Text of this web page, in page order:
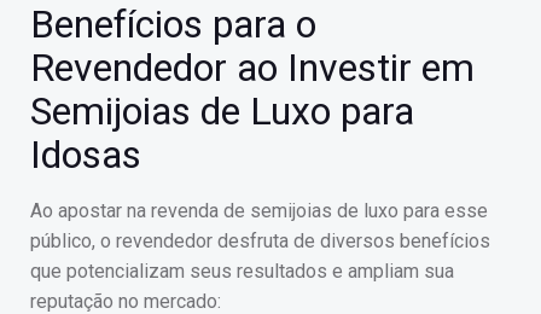
Benefícios para o
Revendedor ao Investir em
Semijoias de Luxo para
Idosas
Ao apostar na revenda de semijoias de luxo para esse
público, o revendedor desfruta de diversos benefícios
que potencializam seus resultados e ampliam sua
reputação no mercado: